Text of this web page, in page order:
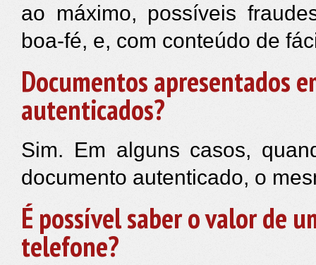
ao máximo, possíveis
boa-fé, e, com conteúdo de
Documentos apresentados
autenticados?
Sim. Em alguns casos,
documento autenticado, o
É possível saber o valor de
telefone?